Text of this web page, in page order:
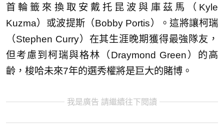
首輪籤來換取安戴托昆波與庫茲馬（Kyle
Kuzma）或波提斯（Bobby Portis）。這將讓柯瑞
（Stephen Curry）在其生涯晚期獲得最強隊友，
但考慮到柯瑞與格林（Draymond Green）的高
齡，梭哈未來7年的選秀權將是巨大的賭博。
我是廣告 請繼續往下閱讀